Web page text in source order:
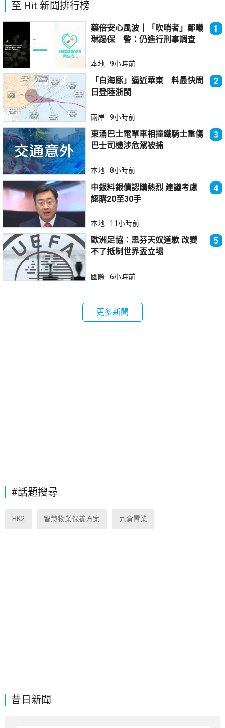
昔日新聞
至 Hit 新聞排行榜
藥倍安心風波｜「吹哨者」鄭曦
琳踢保 警：仍進行刑事調查
1
本地 9小時前
「白海豚」逼近華東 料最快周
日登陸浙閩
2
兩岸 9小時前
東涌巴士電單車相撞鐵騎士重傷
巴士司機涉危駕被捕
3
本地 8小時前
中銀料銀債認購熱烈 建議考慮
認購20至30手
4
本地 11小時前
歐洲足協：恩芬天奴道歉 改變
不了抵制世界盃立場
5
國際 6小時前
更多新聞
#話題搜尋
HK2 智慧物業保養方案 九倉置業